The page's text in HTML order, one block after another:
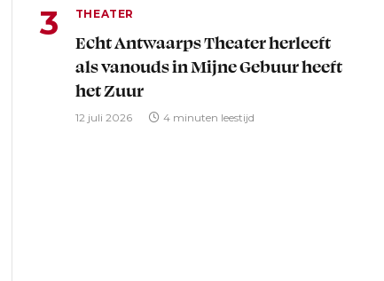
THEATER
Echt Antwaarps Theater herleeft
als vanouds in Mijne Gebuur heeft
het Zuur
12 juli 2026 4 minuten leestijd